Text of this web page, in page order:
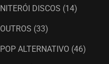
NITERÓI DISCOS (14)
OUTROS (33)
POP ALTERNATIVO (46)